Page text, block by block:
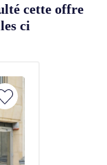
cette offre
ci